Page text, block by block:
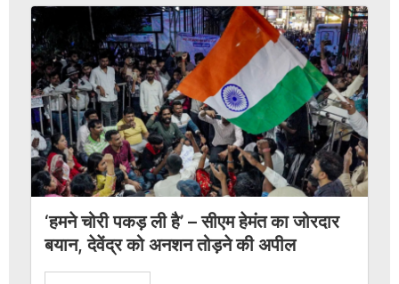
‘हमने चोरी पकड़ ली है’ – सीएम हेमंत का जोरदार
बयान, देवेंद्र को अनशन तोड़ने की अपील